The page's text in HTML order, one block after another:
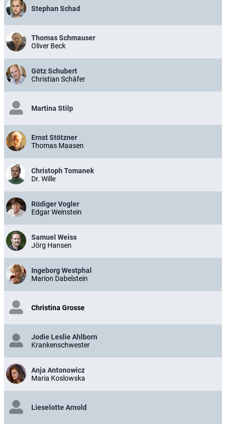
Stephan Schad
Thomas Schmauser
Oliver Beck
Götz Schubert
Christian Schäfer
Martina Stilp
Ernst Stötzner
Thomas Maasen
Christoph Tomanek
Dr. Wille
Rüdiger Vogler
Edgar Weinstein
Samuel Weiss
Jörg Hansen
Ingeborg Westphal
Marion Dabelstein
Christina Grosse
Jodie Leslie Ahlborn
Krankenschwester
Anja Antonowicz
Maria Koslowska
Lieselotte Arnold